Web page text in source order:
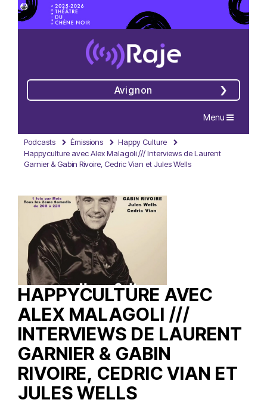
Avignon
Navigation
Menu
Podcasts Émissions
Happy Culture
Happyculture avec Alex Malagoli /// Interviews de Laurent
Garnier & Gabin Rivoire, Cedric Vian et Jules Wells
HAPPYCULTURE AVEC
ALEX MALAGOLI ///
INTERVIEWS DE LAURENT
GARNIER & GABIN
RIVOIRE, CEDRIC VIAN ET
JULES WELLS